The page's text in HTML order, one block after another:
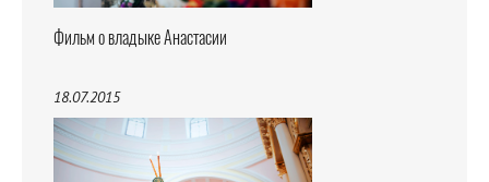
Фильм о владыке Анастасии
18.07.2015